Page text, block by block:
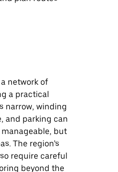
network of
a practical
narrow, winding
and parking can
but
The region’s
require careful
beyond the